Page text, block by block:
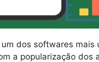
um dos softwares
a popularização dos